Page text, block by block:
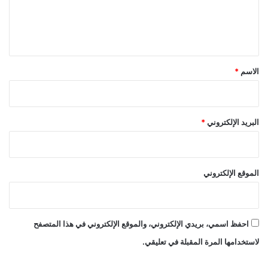
*
الاسم *
البريد الإلكتروني *
الموقع الإلكتروني
احفظ اسمي، بريدي الإلكتروني، والموقع الإلكتروني في هذا المتصفح
لاستخدامها المرة المقبلة في تعليقي.